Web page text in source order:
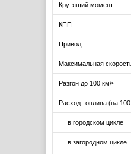
Крутящий момент
КПП
Привод
Максимальная
Разгон до 100 км/ч
Расход топлива (на
в городском цикле
в загородном цикле